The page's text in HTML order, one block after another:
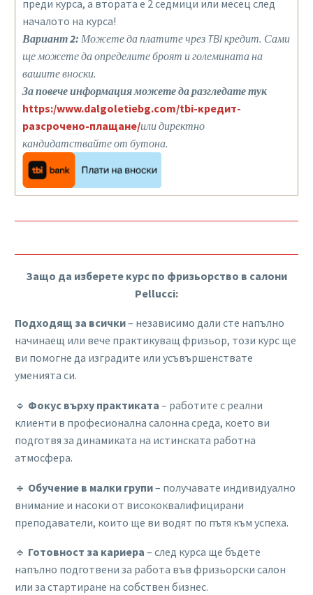
преди курса, а втората е 2 седмици или месец след
началото на курса!
Вариант 2: Можете да платите чрез TBI кредит. Сами
ще можете да определите броят и големината на
вашите вноски.
За повече информация можете да разгледате тук
https:/www.dalgoletiebg.com/tbi-кредит-
разсрочено-плащане/или директно
кандидатствайте от бутона.
Защо да изберете курс по фризьорство в салони
Pellucci:
Подходящ за всички– независимо дали сте напълно
начинаещ или вече практикуващ фризьор, този курс ще
ви помогне да изградите или усъвършенствате
уменията си.
🔹 Фокус върху практиката – работите с реални
клиенти в професионална салонна среда, което ви
подготвя за динамиката на истинската работна
атмосфера.
🔹 Обучение в малки групи– получавате индивидуално
внимание и насоки от висококвалифицирани
преподаватели, които ще ви водят по пътя към успеха.
🔹 Готовност за кариера – след курса ще бъдете
напълно подготвени за работа във фризьорски салон
или за стартиране на собствен бизнес.